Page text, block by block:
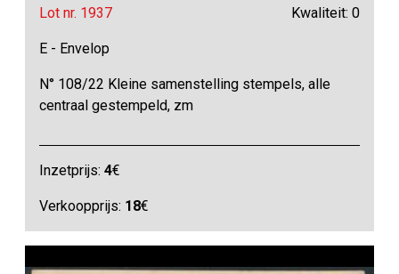
Lot nr. 1937 Kwaliteit: 0
E - Envelop
N° 108/22 Kleine samenstelling stempels, alle
centraal gestempeld, zm
Inzetprijs:4€
Verkoopprijs: 18€